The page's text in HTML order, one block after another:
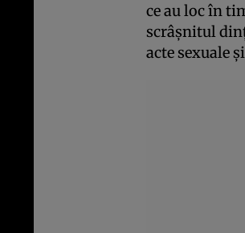
ce au loc în
scrâşnitul
acte sexuale